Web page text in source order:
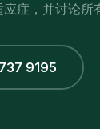
症，并讨论所
9195